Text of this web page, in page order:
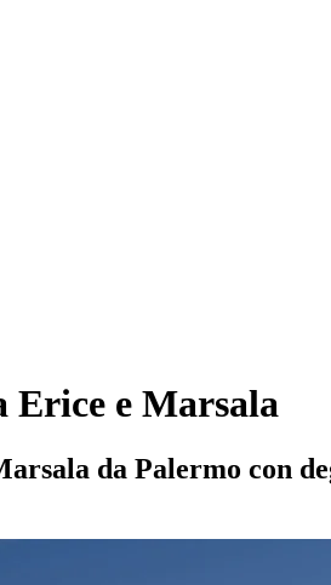
Erice e Marsala
da Palermo con